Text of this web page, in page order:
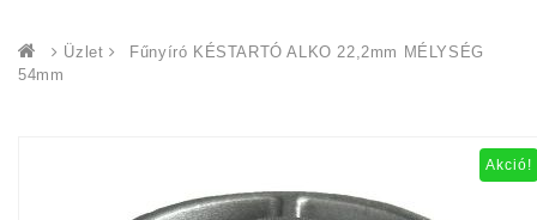
Üzlet
Fűnyíró KÉSTARTÓ ALKO 22,2mm MÉLYSÉG
54mm
Akció!